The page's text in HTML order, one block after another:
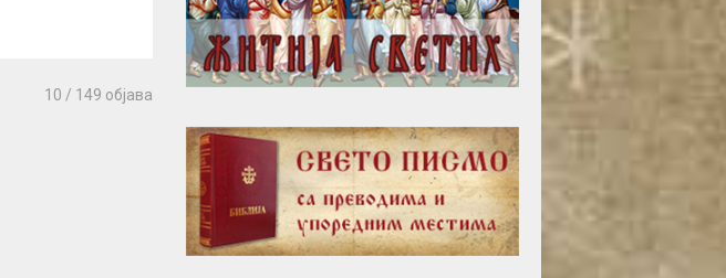
10 / 149 објава